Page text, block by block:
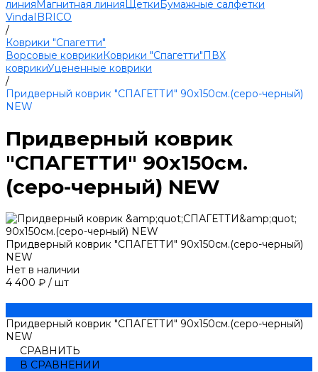
линияМагнитная линияЩеткиБумажные салфетки
VindaIBRICO
/
Коврики "Спагетти"
Ворсовые коврикиКоврики "Спагетти"ПВХ
коврикиУцененные коврики
/
Придверный коврик "СПАГЕТТИ" 90х150см.(серо-черный)
NEW
Придверный коврик
"СПАГЕТТИ" 90х150см.
(серо-черный) NEW
Придверный коврик "СПАГЕТТИ" 90х150см.(серо-черный)
NEW
Нет в наличии
4 400 ₽ / шт
Придверный коврик "СПАГЕТТИ" 90х150см.(серо-черный)
NEW
СРАВНИТЬ
В СРАВНЕНИИ